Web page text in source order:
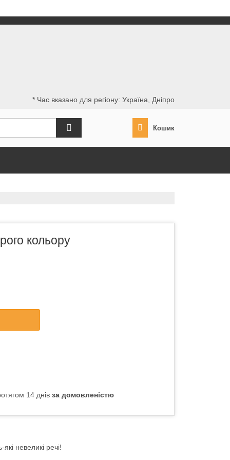
* Час вказано для регіону: Україна, Дніпро
Кошик
кольору
14 днів за домовленістю
невеликі речі!